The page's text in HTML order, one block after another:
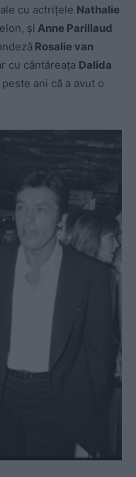
cu actrițele Nathalie
și Anne Parillaud
Rosalie van
cu cântăreața Dalida
ani că a avut o